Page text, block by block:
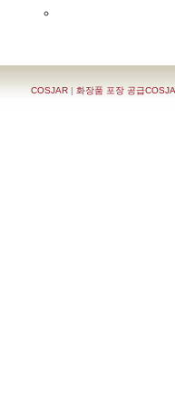
COSJAR | 화장품 포장 공급